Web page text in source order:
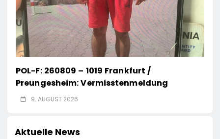
POL-F: 260809 – 1019 Frankfurt /
Preungesheim: Vermisstenmeldung
9. AUGUST 2026
Aktuelle News